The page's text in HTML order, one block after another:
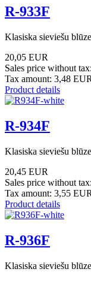
R-933F
Klasiska sieviešu blūze
20,05 EUR
Sales price without tax:
Tax amount: 3,48 EUR
Product details
R-934F
Klasiska sieviešu blūze
20,45 EUR
Sales price without tax:
Tax amount: 3,55 EUR
Product details
R-936F
Klasiska sieviešu blūze